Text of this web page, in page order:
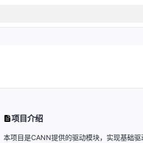
项目介绍
本项目是CANN提供的驱动模块，实现基础